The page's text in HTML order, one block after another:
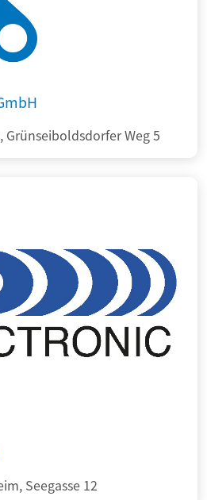
Grünseiboldsdorfer Weg 5
Seegasse 12